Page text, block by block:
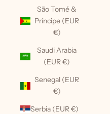
São Tomé &
Príncipe (EUR
€)
Saudi Arabia
(EUR €)
Senegal (EUR
€)
Serbia (EUR €)